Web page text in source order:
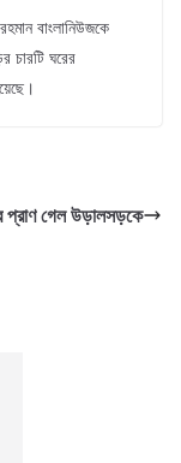
বাংলানিউজকে
চারটি ঘরের
গেল উড়ালসড়কে